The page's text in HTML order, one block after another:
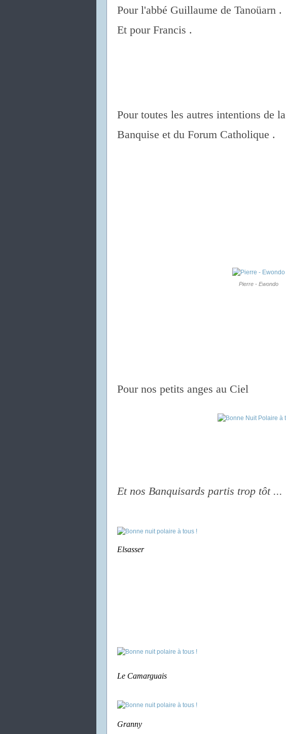
Pour l'abbé Guillaume de Tanoüarn .
Et pour Francis .
Pour toutes les autres intentions de la
Banquise et du Forum Catholique .
Pierre - Ewondo
Pour nos petits anges au Ciel
Et nos Banquisards partis trop tôt ...
Elsasser
Le Camarguais
Granny